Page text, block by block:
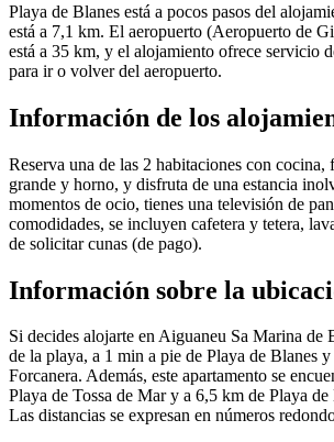
Playa de Blanes está a pocos pasos del
está a 7,1 km. El aeropuerto (Aeropuerto de
está a 35 km, y el alojamiento ofrece servicio
para ir o volver del aeropuerto.
Información de los
Reserva una de las 2 habitaciones con
grande y horno, y disfruta de una estancia
momentos de ocio, tienes una televisión de
comodidades, se incluyen cafetera y tetera,
de solicitar cunas (de pago).
Información sobre la
Si decides alojarte en Aiguaneu Sa Marina de
de la playa, a 1 min a pie de Playa de Blanes y
Forcanera. Además, este apartamento se
Playa de Tossa de Mar y a 6,5 km de Playa
Las distancias se expresan en números